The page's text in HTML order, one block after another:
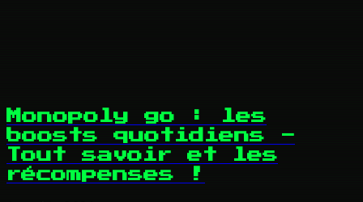
Monopoly go : les
boosts quotidiens -
Tout savoir et les
récompenses !